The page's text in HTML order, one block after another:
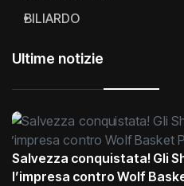
BILIARDO
Ultime notizie
Salvezza conquistata! Gli
l’impresa contro Wolf